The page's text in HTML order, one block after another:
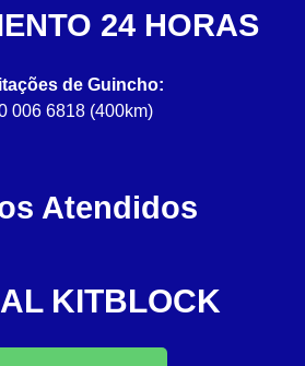
24 HORAS
de Guincho:
006 6818 (400km)
Atendidos
KITBLOCK